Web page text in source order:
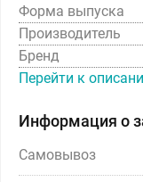
Форма выпуска
Производитель
Бренд
Перейти к
Информация о
Самовывоз